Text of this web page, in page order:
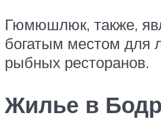
Гюмюшлюк, также,
богатым местом для
рыбных ресторанов.
Жилье в